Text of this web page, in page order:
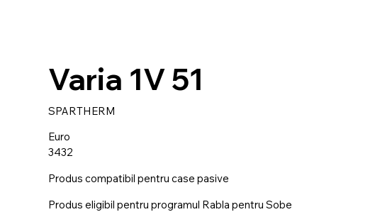
Varia 1V 51
SPARTHERM
Euro
3432
Produs compatibil pentru case pasive
Produs eligibil pentru programul Rabla pentru Sobe